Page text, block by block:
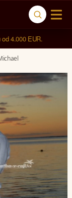
4.000 EUR.